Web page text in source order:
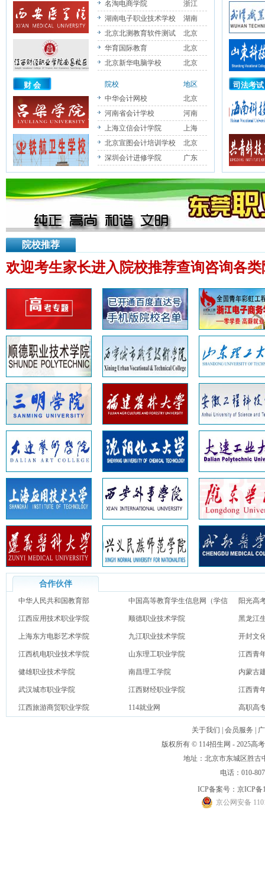
名淘电商学院
浙江
湖南电子职业技术学校
湖南
北京北测教育软件测试
北京
华育国际教育
北京
北京新华电脑学校
北京
财 会 院校
地区
中华会计网校
北京
河南省会计学校
河南
上海立信会计学院
上海
北京宣图会计培训学校
北京
深圳会计进修学院
广东
司法考试
院校推荐
欢迎考生家长进入院校推荐查询咨询各
合作伙伴
中华人民共和国教育部 中国高等教育学生信息网（学信
网）
阳光高
江西应用技术职业学院 顺德职业技术学院 黑龙江
上海东方电影艺术学院 九江职业技术学院 开封文
江西机电职业技术学院 山东理工职业学院 江西青
健雄职业技术学院 南昌理工学院 内蒙古
武汉城市职业学院 江西财经职业学院 江西青
江西旅游商贸职业学院 114就业网 高职高
关于我们 会员服务
版权所有 © 114招生网 - 2025高
地址：北京市东城区胜
电话：010-
ICP备案号： 京ICP备
京公网安备